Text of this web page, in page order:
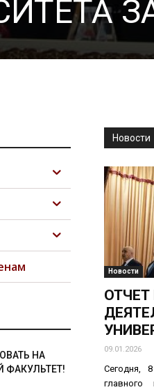
НА
ФАКУЛЬТЕТ!
Новости
Новости
ОТЧЕТ
09.01.2026
Сегодня,
главного